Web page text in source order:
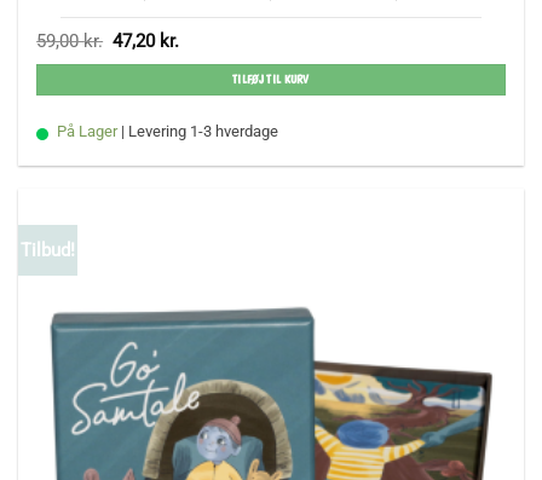
59,00kr. Den
oprindelige
pris
59,00 kr..
47,20 kr.
aktuelle
pris
47,20 kr..
TILFØJ TIL KURV
På Lager | Levering 1-3 hverdage
Tilbud!